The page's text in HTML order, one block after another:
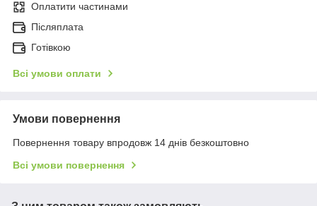
Оплатити частинами
Післяплата
Готівкою
Всі умови оплати
Умови повернення
Повернення товару впродовж 14 днів безкоштовно
Всі умови повернення